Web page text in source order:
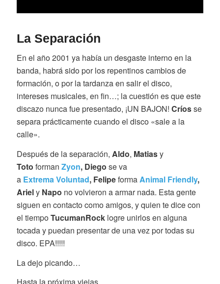
La Separación
En el año 2001 ya había un desgaste interno en la
banda, habrá sido por los repentinos cambios de
formación, o por la tardanza en salir el disco,
intereses musicales, en fin…; la cuestión es que este
discazo nunca fue presentado, ¡UN BAJON! Críosse
separa prácticamente cuando el disco «sale a la
calle».
Después de la separación, Aldo, Matiasy
Toto forman Zyon, Diego se va
a Extrema Voluntad, FelipeformaAnimal Friendly,
Ariely Napo no volvieron a armar nada. Esta gente
siguen en contacto como amigos, y quien te dice con
el tiempoTucumanRocklogre unirlos en alguna
tocada y puedan presentar de una vez por todas su
disco. EPA!!!!!
La dejo picando…